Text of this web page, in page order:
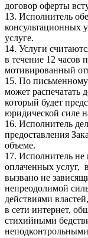
договор оферты
13. Исполнитель
консультационных
услуге.
14. Услуги
в течение 12 часов
мотивированный
15. По
может распечатать
который будет
юридической силе
16. Исполнитель
предоставления
объеме.
17. Исполнитель не
оплаченных услуг,
вызвано не
непреодолимой
действиями
в сети интернет,
стихийными